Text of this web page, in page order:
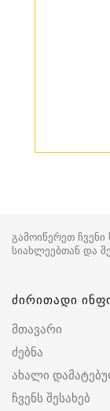
გამოიწერეთ ჩვენი
სიახლეებთან და
ძირითადი
მთავარი
ძებნა
ახალი
ჩვენს შესახებ